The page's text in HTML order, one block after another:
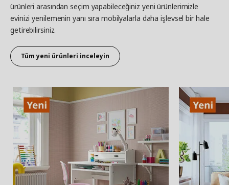
ürünleri arasından seçim yapabileceğiniz yeni ürünlerimizle
evinizi yenilemenin yanı sıra mobilyalarla daha işlevsel bir hale
getirebilirsiniz.
Tüm yeni ürünleri inceleyin